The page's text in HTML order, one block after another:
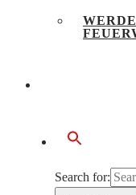
Search for: